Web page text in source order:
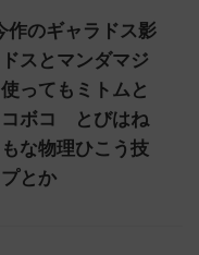
作のギャラドス影
スとマンダマジ
ってもミトムと
コボコ とびはね
な物理ひこう技
とか